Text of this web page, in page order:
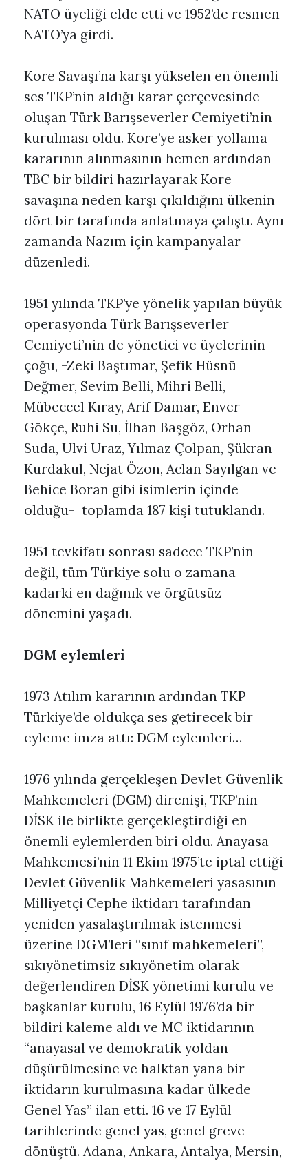
NATO üyeliği elde etti ve 1952’de resmen
NATO’ya girdi.
Kore Savaşı’na karşı yükselen en önemli
ses TKP’nin aldığı karar çerçevesinde
oluşan Türk Barışseverler Cemiyeti’nin
kurulması oldu. Kore’ye asker yollama
kararının alınmasının hemen ardından
TBC bir bildiri hazırlayarak Kore
savaşına neden karşı çıkıldığını ülkenin
dört bir tarafında anlatmaya çalıştı. Aynı
zamanda Nazım için kampanyalar
düzenledi.
1951 yılında TKP’ye yönelik yapılan büyük
operasyonda Türk Barışseverler
Cemiyeti’nin de yönetici ve üyelerinin
çoğu, -Zeki Baştımar, Şefik Hüsnü
Değmer, Sevim Belli, Mihri Belli,
Mübeccel Kıray, Arif Damar, Enver
Gökçe, Ruhi Su, İlhan Başgöz, Orhan
Suda, Ulvi Uraz, Yılmaz Çolpan, Şükran
Kurdakul, Nejat Özon, Aclan Sayılgan ve
Behice Boran gibi isimlerin içinde
olduğu- toplamda 187 kişi tutuklandı.
1951 tevkifatı sonrası sadece TKP’nin
değil, tüm Türkiye solu o zamana
kadarki en dağınık ve örgütsüz
dönemini yaşadı.
DGM eylemleri
1973 Atılım kararının ardından TKP
Türkiye’de oldukça ses getirecek bir
eyleme imza attı: DGM eylemleri…
1976 yılında gerçekleşen Devlet Güvenlik
Mahkemeleri (DGM) direnişi, TKP’nin
DİSK ile birlikte gerçekleştirdiği en
önemli eylemlerden biri oldu. Anayasa
Mahkemesi’nin 11 Ekim 1975’te iptal ettiği
Devlet Güvenlik Mahkemeleri yasasının
Milliyetçi Cephe iktidarı tarafından
yeniden yasalaştırılmak istenmesi
üzerine DGM’leri “sınıf mahkemeleri”,
sıkıyönetimsiz sıkıyönetim olarak
değerlendiren DİSK yönetimi kurulu ve
başkanlar kurulu, 16 Eylül 1976’da bir
bildiri kaleme aldı ve MC iktidarının
“anayasal ve demokratik yoldan
düşürülmesine ve halktan yana bir
iktidarın kurulmasına kadar ülkede
Genel Yas” ilan etti. 16 ve 17 Eylül
tarihlerinde genel yas, genel greve
dönüştü. Adana, Ankara, Antalya, Mersin,